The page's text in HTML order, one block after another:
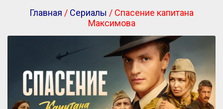
Главная / Сериалы / Спасение капитана
Максимова